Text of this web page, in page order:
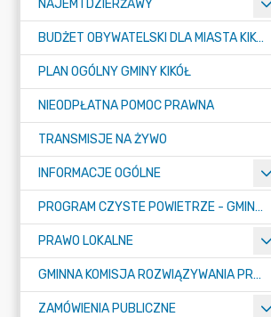
NAJEM I DZIERŻAWY
BUDŻET OBYWATELSKI DLA MIASTA KIKÓŁ
PLAN OGÓLNY GMINY KIKÓŁ
NIEODPŁATNA POMOC PRAWNA
TRANSMISJE NA ŻYWO
INFORMACJE OGÓLNE
PROGRAM CZYSTE POWIETRZE - GMINA KIKÓŁ
PRAWO LOKALNE
GMINNA KOMISJA ROZWIĄZYWANIA PROBLEMÓW ALKOHOLOWYCH
ZAMÓWIENIA PUBLICZNE